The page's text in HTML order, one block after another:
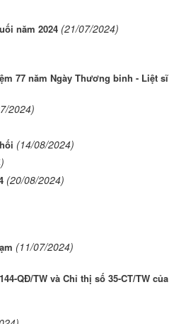
năm 2024 (21/07/2024)
77 năm Ngày Thương binh - Liệt sĩ
2024)
(14/08/2024)
(20/08/2024)
(11/07/2024)
QĐ/TW và Chỉ thị số 35-CT/TW của